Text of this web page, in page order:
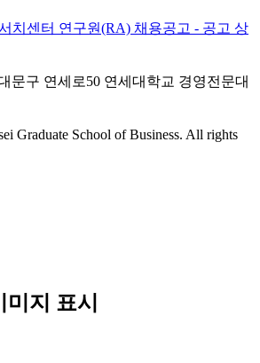
치센터 연구원(RA) 채용공고 - 공고 상
문구 연세로50 연세대학교 경영전문대
Graduate School of Business. All rights
지 표시